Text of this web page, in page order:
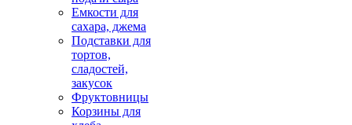
Емкости для
сахара, джема
Подставки для
тортов,
сладостей,
закусок
Фруктовницы
Корзины для